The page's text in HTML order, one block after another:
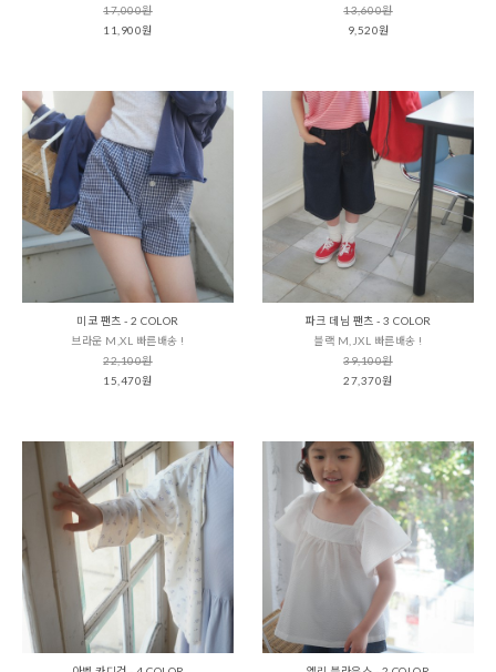
17,000원
11,900원
13,600원
9,520원
미코 팬츠 - 2 COLOR
브라운 M,XL 빠른배송 !
22,100원
15,470원
파크 데님 팬츠 - 3 COLOR
블랙 M,JXL 빠른배송 !
39,100원
27,370원